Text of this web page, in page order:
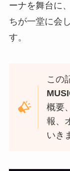
ーナを舞台に
ちが一堂に会
す。
この
概要
報、
いき